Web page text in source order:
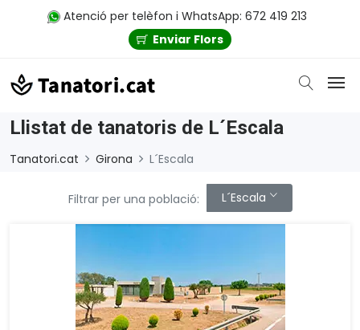
Atenció per telèfon i WhatsApp: 672 419 213
Enviar Flors
Llistat de tanatoris de L´Escala
Tanatori.cat Girona L´Escala
Filtrar per una població: L´Escala